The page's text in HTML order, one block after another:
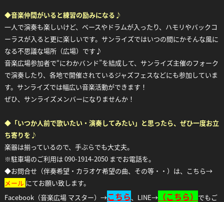
◆音楽仲間がいると練習の励みになる♪
一人で演奏も楽しいけど、ベースやドラムが入ったり、ハモリやバックコ
ーラスが入ると更に楽しいです。サンライズではいつの間にかそんな風に
なる不思議な場所（広場）です♪
音楽広場参加者で“にわかバンド”を結成して、サンライズ主催のフォーク
で演奏したり、各地で開催されているジャズフェスなどにも参加していま
す。サンライズでは幅広い音楽活動ができます！
ぜひ、サンライズメンバーになりませんか！
◆「いつか人前で歌いたい・演奏してみたい」と思ったら、ぜひ一度お立
ち寄りを♪
楽器は揃っているので、手ぶらでも大丈夫。
※駐車場のご利用は 090-1914-2050 までお電話を。
◆お問合せ（伴奏希望・カラオケ希望の曲、その等・・）は、こちら→
メール にてお願い致します。
Facebook（音楽広場 マスター）→こちら、LINE→（こちら） でもご